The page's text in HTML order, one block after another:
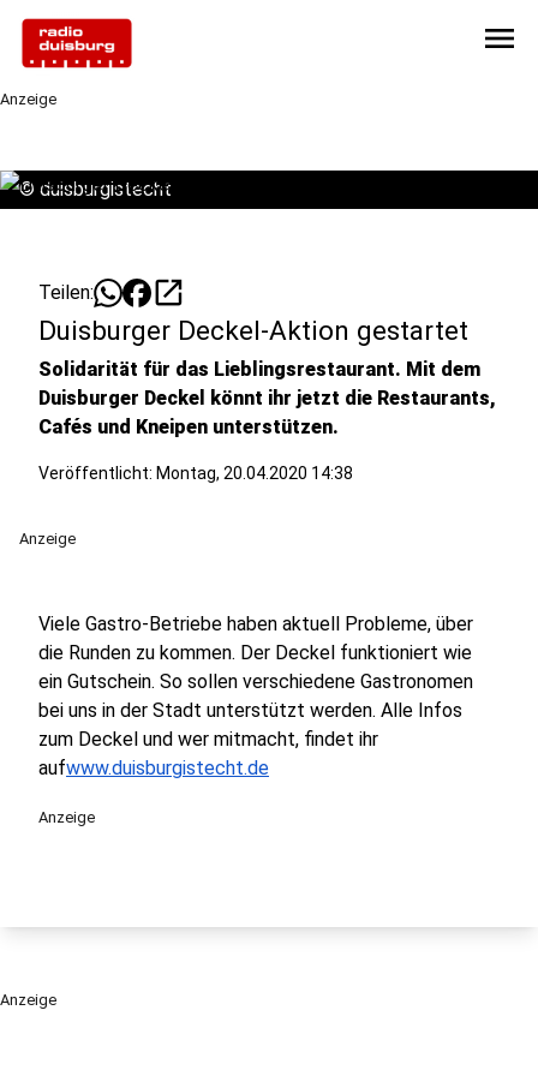
menu
Anzeige
© duisburgistecht
Teilen: open_in_new
Duisburger Deckel-Aktion gestartet
Solidarität für das Lieblingsrestaurant. Mit dem
Duisburger Deckel könnt ihr jetzt die Restaurants,
Cafés und Kneipen unterstützen.
Veröffentlicht: Montag, 20.04.2020 14:38
Anzeige
Viele Gastro-Betriebe haben aktuell Probleme, über
die Runden zu kommen. Der Deckel funktioniert wie
ein Gutschein. So sollen verschiedene Gastronomen
bei uns in der Stadt unterstützt werden. Alle Infos
zum Deckel und wer mitmacht, findet ihr
aufwww.duisburgistecht.de
Anzeige
Anzeige